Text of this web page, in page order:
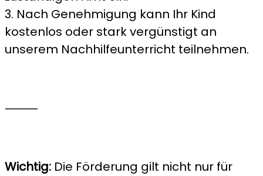
3. Nach Genehmigung kann Ihr Kind
kostenlos oder stark vergünstigt an
unserem Nachhilfeunterricht teilnehmen.
⸻
Wichtig: Die Förderung gilt nicht nur für